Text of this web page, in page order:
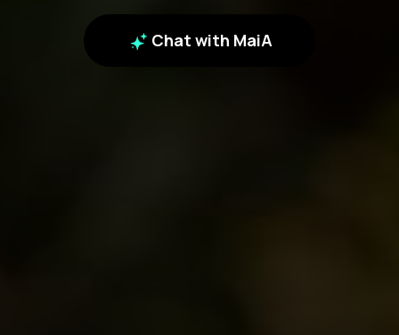
Chat with MaiA